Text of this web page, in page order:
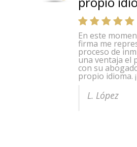
En este
firma me
proceso de
una ventaja el
con su
propio idioma.
L. López